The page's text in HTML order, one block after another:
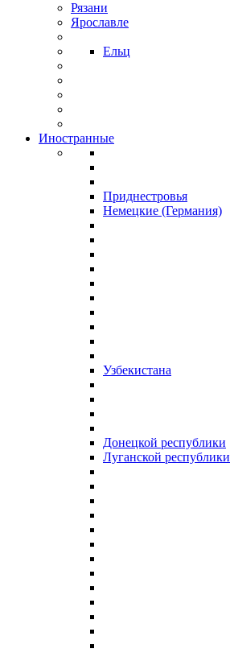
Рязани
Ярославле
Ельц
Иностранные
Приднестровья
Немецкие (Германия)
Узбекистана
Донецкой республики
Луганской республики